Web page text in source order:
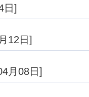
日]
12日]
月08日]